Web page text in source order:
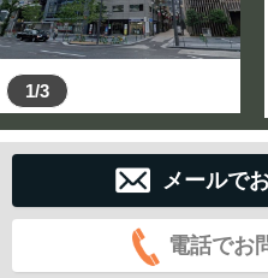
1/3
メールで
電話でお